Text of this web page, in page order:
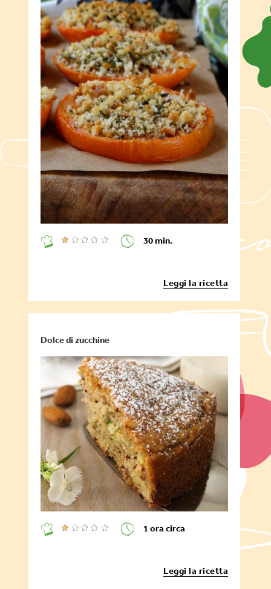
30 min.
Leggi la ricetta
Dolce di zucchine
1 ora circa
Leggi la ricetta